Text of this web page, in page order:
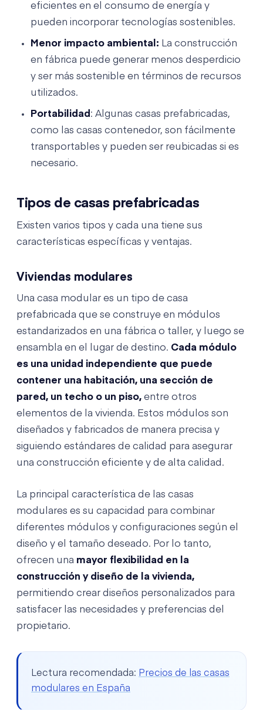
eficientes en el consumo de energía y
pueden incorporar tecnologías sostenibles.
Menor impacto ambiental: La construcción
en fábrica puede generar menos desperdicio
y ser más sostenible en términos de recursos
utilizados.
Portabilidad : Algunas casas prefabricadas,
como las casas contenedor, son fácilmente
transportables y pueden ser reubicadas si es
necesario.
Tipos de casas prefabricadas
Existen varios tipos y cada una tiene sus
características específicas y ventajas.
Viviendas modulares
Una casa modular es un tipo de casa
prefabricada que se construye en módulos
estandarizados en una fábrica o taller, y luego se
ensambla en el lugar de destino. Cada módulo
es una unidad independiente que puede
contener una habitación, una sección de
pared, un techo o un piso, entre otros
elementos de la vivienda. Estos módulos son
diseñados y fabricados de manera precisa y
siguiendo estándares de calidad para asegurar
una construcción eficiente y de alta calidad.
La principal característica de las casas
modulares es su capacidad para combinar
diferentes módulos y configuraciones según el
diseño y el tamaño deseado. Por lo tanto,
ofrecen una mayor flexibilidad en la
construcción y diseño de la vivienda,
permitiendo crear diseños personalizados para
satisfacer las necesidades y preferencias del
propietario.
Lectura recomendada: Precios de las casas
modulares en España